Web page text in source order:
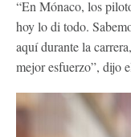
“En Mónaco, los
hoy lo di todo.
aquí durante la
mejor esfuerzo”, dijo